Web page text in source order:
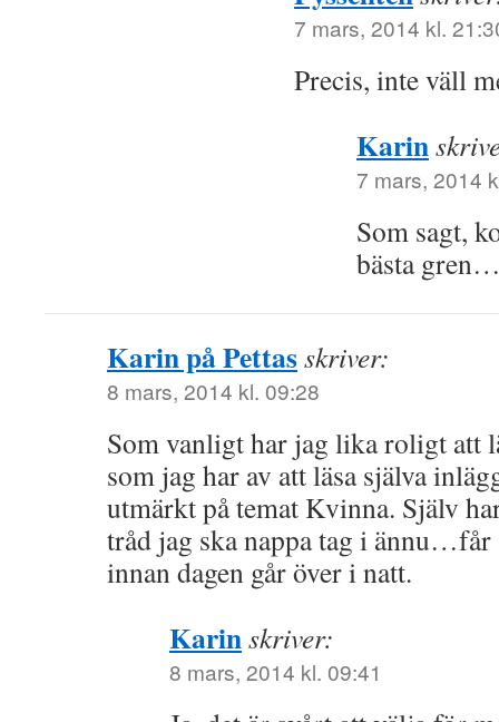
7 mars, 2014 kl.
Precis, inte väll
Karin
7 mars, 2014
Som sagt,
bästa
Karin på Pettasskriver:
8 mars, 2014 kl. 09:28
Som vanligt har jag lika roligt att
som jag har av att läsa själva
utmärkt på temat Kvinna. Själv
tråd jag ska nappa tag i ännu…får
innan dagen går över i natt.
Karinskriver:
8 mars, 2014 kl. 09:41